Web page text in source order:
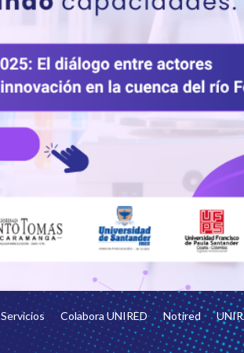
Carrera 19 No. 35 - 02 Oficina 206
Bucaramanga, Santander
Servicios Colabora UNIRED Notired